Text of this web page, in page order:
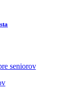
seniorov